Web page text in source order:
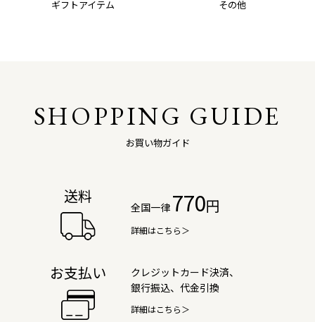
ギフトアイテム その他
SHOPPING GUIDE
お買い物ガイド
送料
全国一律 770円
詳細はこちら＞
お支払い
クレジットカード決済、
銀行振込、代金引換
詳細はこちら＞